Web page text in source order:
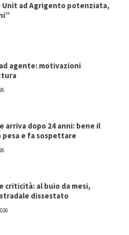
Unit ad Agrigento potenziata,
agente: motivazioni
arriva dopo 24 anni: bene il
e fa sospettare
criticità: al buio da mesi,
dissestato